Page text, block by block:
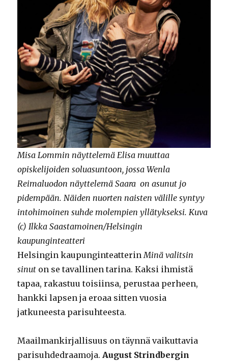
Misa Lommin näyttelemä Elisa muuttaa
opiskelijoiden soluasuntoon, jossa Wenla
Reimaluodon näyttelemä Saara on asunut jo
pidempään. Näiden nuorten naisten välille syntyy
intohimoinen suhde molempien yllätykseksi. Kuva
(c) Ilkka Saastamoinen/Helsingin
kaupunginteatteri
Helsingin kaupunginteatterinMinä valitsin
sinut on se tavallinen tarina. Kaksi ihmistä
tapaa, rakastuu toisiinsa, perustaa perheen,
hankki lapsen ja eroaa sitten vuosia
jatkuneesta parisuhteesta.
Maailmankirjallisuus on täynnä vaikuttavia
parisuhdedraamoja.August Strindbergin